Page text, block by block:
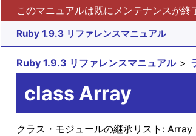
このマニュアルは既にメンテナンスが
Ruby 1.9.3 リファレンスマニュアル
Ruby 1.9.3 リファレンスマニュアル
class Array
クラス・モジュールの継承リスト: Array